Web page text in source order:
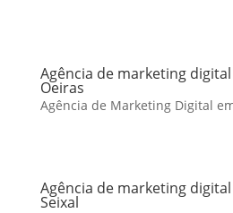
Agência de marketing
Oeiras
Agência de Marketing Digital
Agência de marketing
Seixal